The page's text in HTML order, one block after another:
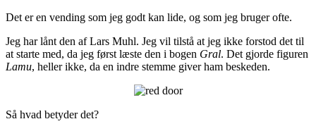
Det er en vending som jeg godt kan lide, og som jeg bruger ofte.
Jeg har lånt den af Lars Muhl. Jeg vil tilstå at jeg ikke forstod det til
at starte med, da jeg først læste den i bogen Gral. Det gjorde figuren
Lamu, heller ikke, da en indre stemme giver ham beskeden.
Så hvad betyder det?